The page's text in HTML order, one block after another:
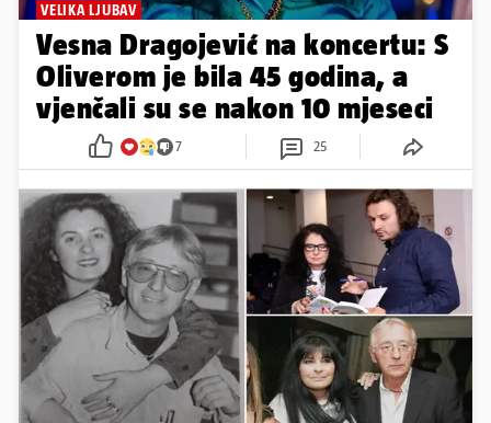
VELIKA LJUBAV
Vesna Dragojević na koncertu: S
Oliverom je bila 45 godina, a
vjenčali su se nakon 10 mjeseci
7 25